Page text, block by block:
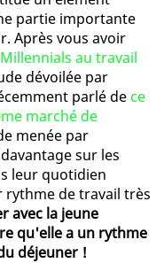
partie importante
Après vous avoir
au travail
dévoilée par
parlé de ce
marché de
menée par
sur les
leur quotidien
de travail très
avec la jeune
qu'elle a un rythme
déjeuner !